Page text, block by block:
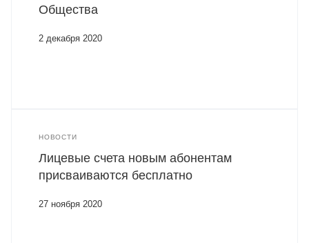
Общества
2 декабря 2020
НОВОСТИ
Лицевые счета новым абонентам
присваиваются бесплатно
27 ноября 2020